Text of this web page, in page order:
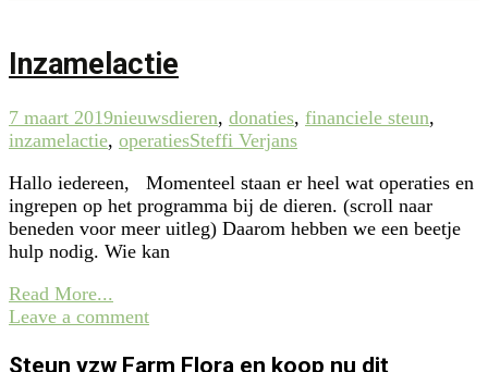
Inzamelactie
7 maart 2019nieuwsdieren, donaties, financiele steun,
inzamelactie, operatiesSteffi Verjans
Hallo iedereen, Momenteel staan er heel wat operaties en
ingrepen op het programma bij de dieren. (scroll naar
beneden voor meer uitleg) Daarom hebben we een beetje
hulp nodig. Wie kan
Read More...
Leave a comment
Steun vzw Farm Flora en koop nu dit